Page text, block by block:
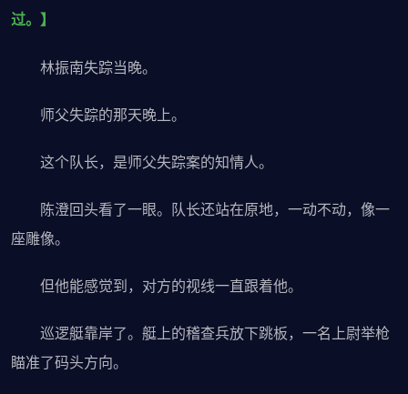
过。】
林振南失踪当晚。
师父失踪的那天晚上。
这个队长，是师父失踪案的知情人。
陈澄回头看了一眼。队长还站在原地，一动不动，像一
座雕像。
但他能感觉到，对方的视线一直跟着他。
巡逻艇靠岸了。艇上的稽查兵放下跳板，一名上尉举枪
瞄准了码头方向。